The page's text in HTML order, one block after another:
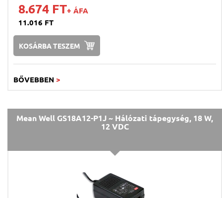
8.674 FT+ ÁFA
11.016 FT
KOSÁRBA TESZEM
BŐVEBBEN >
Mean Well GS18A12-P1J ~ Hálózati tápegység, 18 W,
12 VDC